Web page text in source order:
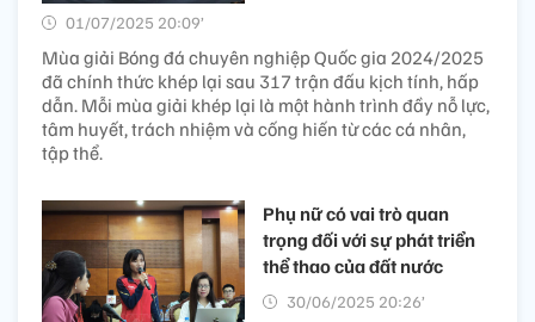
01/07/2025 20:09’
Mùa giải Bóng đá chuyên nghiệp Quốc gia 2024/2025
đã chính thức khép lại sau 317 trận đấu kịch tính, hấp
dẫn. Mỗi mùa giải khép lại là một hành trình đầy nỗ lực,
tâm huyết, trách nhiệm và cống hiến từ các cá nhân,
tập thể.
Phụ nữ có vai trò quan
trọng đối với sự phát triển
thể thao của đất nước
30/06/2025 20:26’